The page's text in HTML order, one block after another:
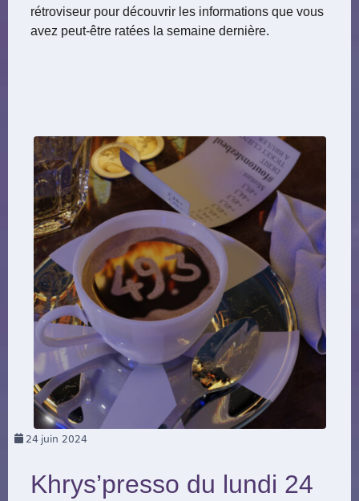
rétroviseur pour découvrir les informations que vous
avez peut-être ratées la semaine dernière.
24 juin 2024
Khrys’presso du lundi 24